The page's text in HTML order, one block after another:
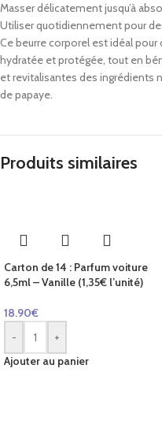
Masser délicatement jusqu’à
Utiliser quotidiennement pour
Ce beurre corporel est idéal
hydratée et protégée, tout en
et revitalisantes des ingrédients
de papaye.
Produits similaires
Carton de 14 : Parfum voiture
6,5ml – Vanille (1,35€ l’unité)
18.90€
-
+
Ajouter au panier